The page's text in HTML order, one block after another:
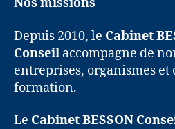
Depuis 2010, le Cabinet
Conseil accompagne de
entreprises, organismes et
formation.
Le Cabinet BESSON